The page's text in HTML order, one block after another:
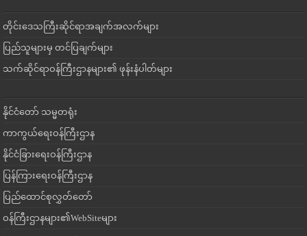
တိုင်းဒေသကြီးဆိုင်ရာအချက်အလက်များ
ပြည်သူများမှ တင်ပြချက်များ
သက်ဆိုင်ရာဝန်ကြီးဌာနများ၏ ဖုန်းနံပါတ်များ
နိုင်ငံတော် သမ္မတရုံး
ကာကွယ်ရေးဝန်ကြီးဌာန
နိုင်ငံခြားရေးဝန်ကြီးဌာန
ပြန်ကြားရေးဝန်ကြီးဌာန
ပြည်ထောင်စုလွှတ်တော်
ဝန်ကြီးဌာနများ၏WebSiteများ